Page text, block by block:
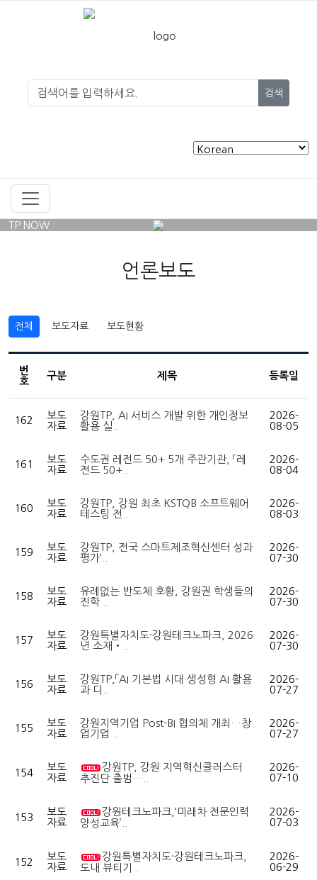
검색
TP NOW
언론보도
전체 보도자료 보도현황
번
호
구분 제목 등록일
162
보도
자료
강원TP, AI 서비스 개발 위한 개인정보
활용 실..
2026-
08-05
161
보도
자료
수도권 레전드 50+ 5개 주관기관, 「레
전드 50+..
2026-
08-04
160
보도
자료
강원TP, 강원 최초 KSTQB 소프트웨어
테스팅 전..
2026-
08-03
159
보도
자료
강원TP, 전국 스마트제조혁신센터 성과
평가‘..
2026-
07-30
158
보도
자료
유례없는 반도체 호황, 강원권 학생들의
진학 ..
2026-
07-30
157
보도
자료
강원특별자치도·강원테크노파크, 2026
년 소재‧..
2026-
07-30
156
보도
자료
강원TP,「AI 기본법 시대 생성형 AI 활용
과 디..
2026-
07-27
155
보도
자료
강원지역기업 Post-BI 협의체 개최…창
업기업 ..
2026-
07-27
154
보도
자료
강원TP, 강원 지역혁신클러스터
추진단 출범…..
2026-
07-10
153
보도
자료
강원테크노파크,‘미래차 전문인력
양성교육’..
2026-
07-03
152
보도
자료
강원특별자치도·강원테크노파크,
도내 뷰티기..
2026-
06-29